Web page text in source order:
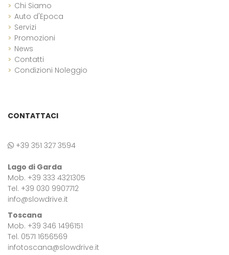
Chi Siamo
Auto d'Epoca
Servizi
Promozioni
News
Contatti
Condizioni Noleggio
CONTATTACI
+39 351 327 3594
Lago di Garda
Mob. +39 333 4321305
Tel. +39 030 9907712
info@slowdrive.it
Toscana
Mob. +39 346 1496151
Tel. 0571 1656569
infotoscana@slowdrive.it